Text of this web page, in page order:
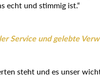
echt und stimmig ist.“
Service und gelebte
steht und es unser